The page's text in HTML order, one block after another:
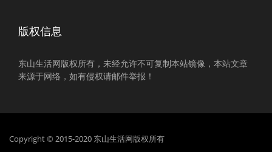
版权信息
东山生活网版权所有，未经允许不可复制本站镜像，本站文章
来源于网络，如有侵权请邮件举报！
Copyright © 2015-2020 东山生活网版权所有